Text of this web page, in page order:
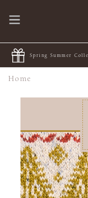
Spring Summer
Home